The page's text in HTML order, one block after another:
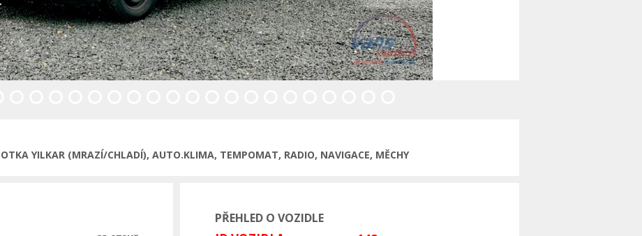
YILKAR (MRAZÍ/CHLADÍ), AUTO.KLIMA, TEMPOMAT, RADIO, NAVIGACE, MĚCHY
PŘEHLED O VOZIDLE